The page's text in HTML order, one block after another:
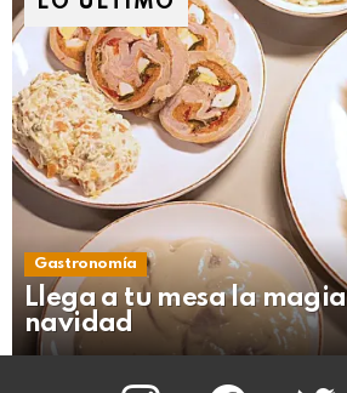
Gastronomía
Llega a tu mesa la
navidad
instagram facebook